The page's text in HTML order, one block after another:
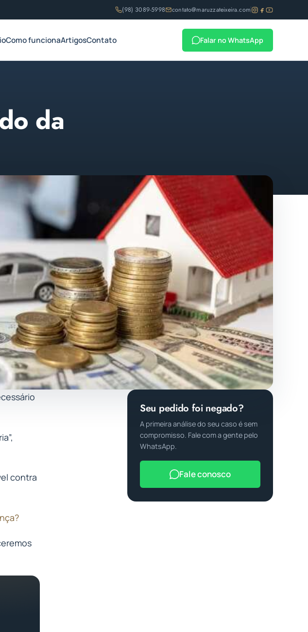
(98) 3089-5998 contato@maruzzateixeira.com
Como funcionaArtigosContato Falar no WhatsApp
da
contra
Seu pedido foi negado?
A primeira análise do seu caso é sem
compromisso. Fale com a gente pelo
WhatsApp.
Fale conosco